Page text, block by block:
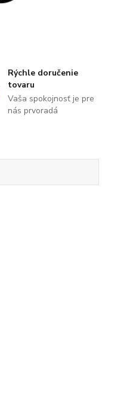
Rýchle doručenie
tovaru
Vaša spokojnosť je pre
nás prvoradá